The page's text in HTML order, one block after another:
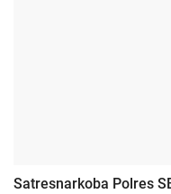
Satresnarkoba Polres